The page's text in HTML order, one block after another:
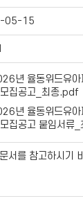
05-15
년 율동위드유
집공고_최종
년 율동위드유
집공고 붙임서
서를 참고하시기